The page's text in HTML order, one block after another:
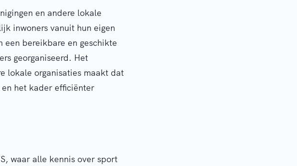
en andere lokale
inwoners vanuit hun eigen
bereikbare en geschikte
georganiseerd. Het
lokale organisaties maakt dat
het kader efficiënter
waar alle kennis over sport